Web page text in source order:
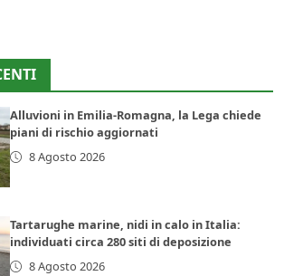
Alluvioni in Emilia-Romagna, la Lega chiede
piani di rischio aggiornati
8 Agosto 2026
Tartarughe marine, nidi in calo in Italia:
individuati circa 280 siti di deposizione
8 Agosto 2026